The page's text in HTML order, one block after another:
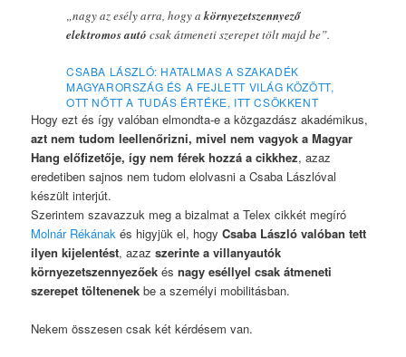
„nagy az esély arra, hogy akörnyezetszennyező
elektromos autó csak átmeneti szerepet tölt majd be”.
CSABA LÁSZLÓ: HATALMAS A SZAKADÉK
MAGYARORSZÁG ÉS A FEJLETT VILÁG KÖZÖTT,
OTT NŐTT A TUDÁS ÉRTÉKE, ITT CSÖKKENT
Hogy ezt és így valóban elmondta-e a közgazdász akadémikus,
azt nem tudom leellenőrizni, mivel nem vagyok a Magyar
Hang előfizetője, így nem férek hozzá a cikkhez, azaz
eredetiben sajnos nem tudom elolvasni a Csaba Lászlóval
készült interjút.
Szerintem szavazzuk meg a bizalmat a Telex cikkét megíró
Molnár Rékának és higyjük el, hogyCsaba László valóban tett
ilyen kijelentést, azazszerinte a villanyautók
környezetszennyezőek ésnagy eséllyel csak átmeneti
szerepet töltenenek be a személyi mobilitásban.
Nekem összesen csak két kérdésem van.